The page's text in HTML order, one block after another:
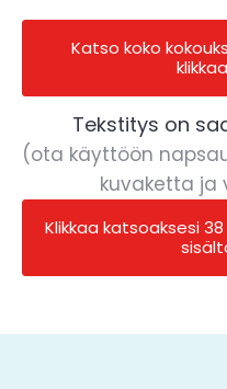
Katso koko
Tekstitys on
(ota käyttöön
kuvaketta ja
Klikkaa katsoaksesi